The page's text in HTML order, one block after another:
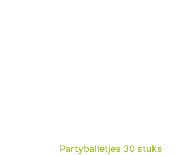
Partyballetjes 30 stuks